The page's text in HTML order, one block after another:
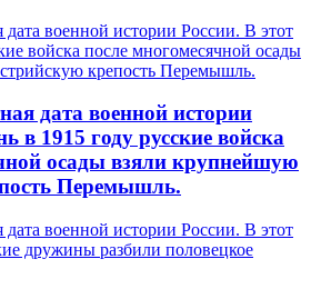
дата военной истории
в 1915 году русские войска
осады взяли крупнейшую
Перемышль.